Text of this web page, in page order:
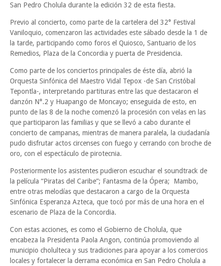
San Pedro Cholula durante la edición 32 de esta fiesta.
Previo al concierto, como parte de la cartelera del 32° Festival
Vaniloquio, comenzaron las actividades este sábado desde la 1 de
la tarde, participando como foros el Quiosco, Santuario de los
Remedios, Plaza de la Concordia y puerta de Presidencia.
Como parte de los conciertos principales de éste día, abrió la
Orquesta Sinfónica del Maestro Vidal Tepox -de San Cristóbal
Tepontla-, interpretando partituras entre las que destacaron el
danzón N°.2 y Huapango de Moncayo; enseguida de esto, en
punto de las 8 de la noche comenzó la procesión con velas en las
que participaron las familias y que se llevó a cabo durante el
concierto de campanas, mientras de manera paralela, la ciudadanía
pudo disfrutar actos circenses con fuego y cerrando con broche de
oro, con el espectáculo de pirotecnia.
Posteriormente los asistentes pudieron escuchar el soundtrack de
la película “Piratas del Caribe”; Fantasma de la Ópera; Mambo,
entre otras melodías que destacaron a cargo de la Orquesta
Sinfónica Esperanza Azteca, que tocó por más de una hora en el
escenario de Plaza de la Concordia.
Con estas acciones, es como el Gobierno de Cholula, que
encabeza la Presidenta Paola Angon, continúa promoviendo al
municipio cholulteca y sus tradiciones para apoyar a los comercios
locales y fortalecer la derrama económica en San Pedro Cholula a